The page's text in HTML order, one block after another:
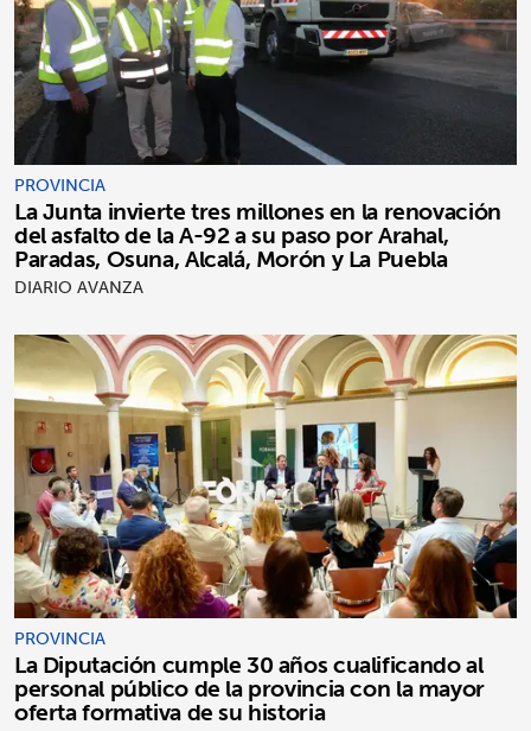
PROVINCIA
La Junta invierte tres millones en la renovación
del asfalto de la A-92 a su paso por Arahal,
Paradas, Osuna, Alcalá, Morón y La Puebla
DIARIO AVANZA
PROVINCIA
La Diputación cumple 30 años cualificando al
personal público de la provincia con la mayor
oferta formativa de su historia